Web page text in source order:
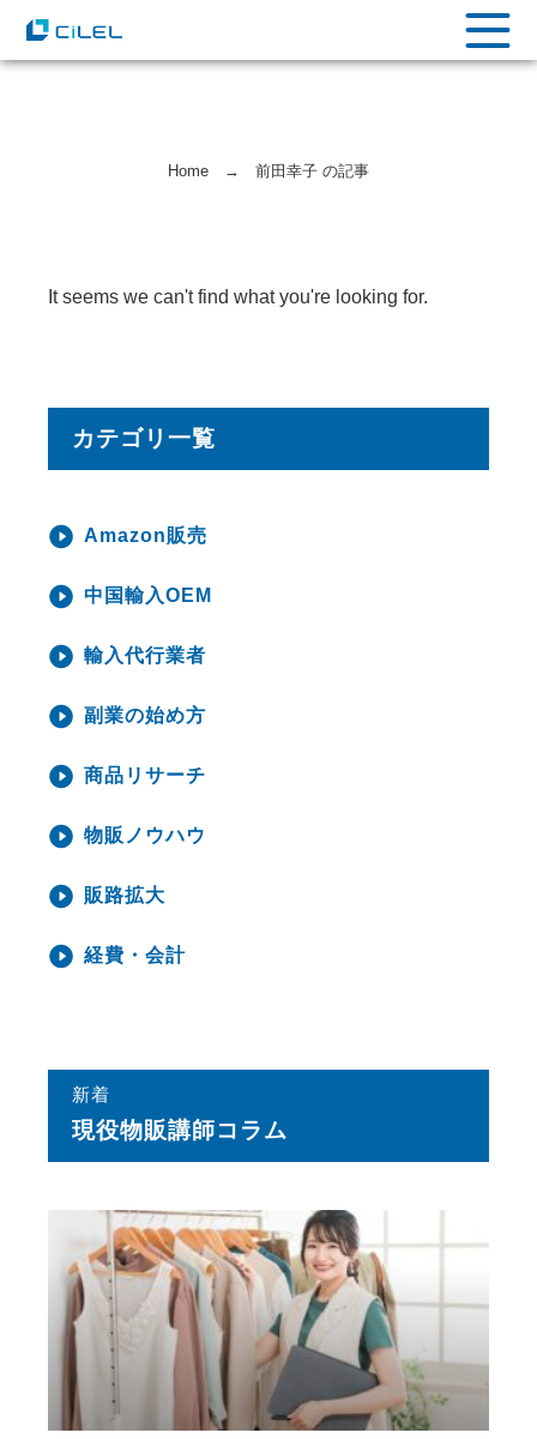
Home → 前田幸子 の記事
It seems we can't find what you're looking for.
カテゴリ一覧
Amazon販売
中国輸入OEM
輸入代行業者
副業の始め方
商品リサーチ
物販ノウハウ
販路拡大
経費・会計
新着
現役物販講師コラム